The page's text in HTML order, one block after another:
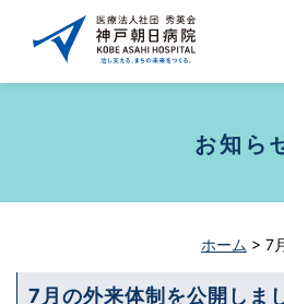
お知ら
ホーム > 7
7月の外来体制を公開しま